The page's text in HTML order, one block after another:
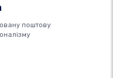
поштову